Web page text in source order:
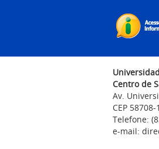
Centro de
Av.
CEP 58708-
Telefone:
e-mail: